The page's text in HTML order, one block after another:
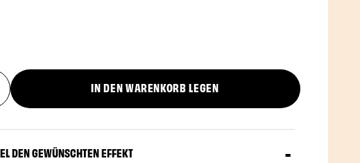
product quantity
IN DEN WARENKORB LEGEN
DEN GEWÜNSCHTEN EFFEKT